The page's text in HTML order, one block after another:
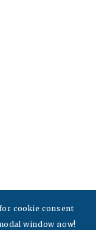
cookie consent
window now!